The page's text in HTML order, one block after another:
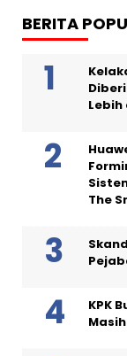
BERITA
Lebih
The
KPK